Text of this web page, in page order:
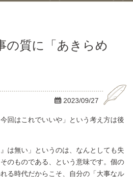
質に「あきらめ
 2023/09/27
回はこれでいいや」という考え方は後
は無い」というのは、なんとしても失
のものである、という意味です。個の
る時代だからこそ、自分の「大事なル